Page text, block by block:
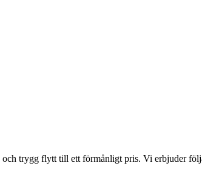
trygg flytt till ett förmånligt pris. Vi erbjuder